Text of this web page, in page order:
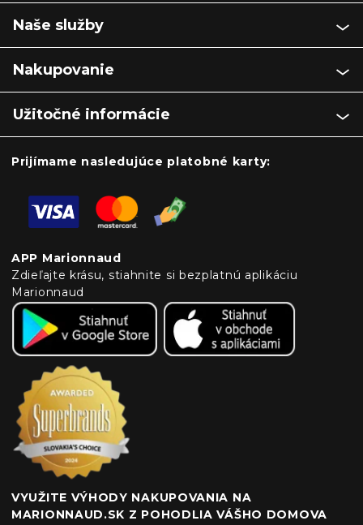
Naše služby
Nakupovanie
Užitočné informácie
Prijímame nasledujúce platobné karty:
APP Marionnaud
Zdieľajte krásu, stiahnite si bezplatnú aplikáciu
Marionnaud
VYUŽITE VÝHODY NAKUPOVANIA NA
MARIONNAUD.SK Z POHODLIA VÁŠHO DOMOVA